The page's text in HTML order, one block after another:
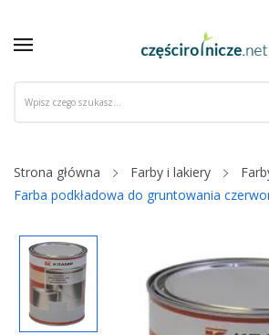
Strona główna Farby i lakiery
Farba podkładowa do gruntowania